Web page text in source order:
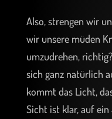
Also, strengen wir
wir unsere müden
umzudrehen,
sich ganz natürlich
kommt das Licht,
Sicht ist klar, auf ein